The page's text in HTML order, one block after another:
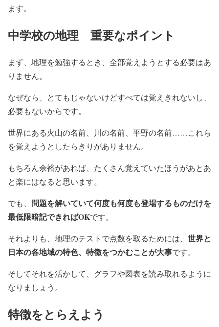
ます。
中学校の地理 重要なポイント
まず、地理を勉強するとき、全部覚えようとする必要はあ
りません。
なぜなら、とてもじゃないけどすべては覚えきれないし、
必要もないからです。
世界にある火山の名前、川の名前、平野の名前……これら
を覚えようとしたらきりがありません。
もちろん余裕があれば、たくさん覚えていたほうがあとあ
と楽にはなると思います。
でも、 問題を解いていて何度も何度も登場するものだけを
最低限暗記できればOKです。
それよりも、地理のテストで点数を取るためには、 世界と
日本の各地域の特色、特徴をつかむことが大事です。
そしてそれを活かして、グラフや図表を読み取れるように
なりましょう。
特徴をとらえよう